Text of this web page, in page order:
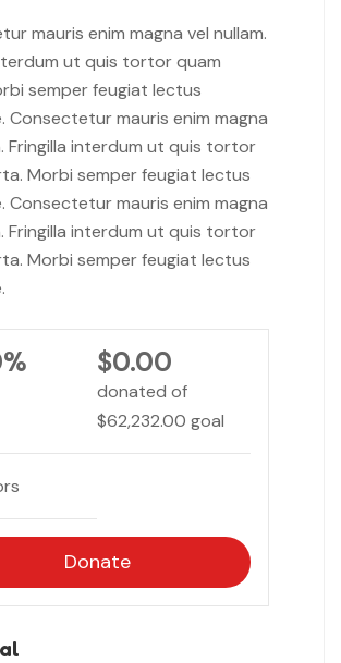
mauris enim magna vel nullam.
ut quis tortor quam
semper feugiat lectus
Consectetur mauris enim magna
Fringilla interdum ut quis tortor
Morbi semper feugiat lectus
Consectetur mauris enim magna
Fringilla interdum ut quis tortor
Morbi semper feugiat lectus
$0.00
donated of
$62,232.00 goal
Donate